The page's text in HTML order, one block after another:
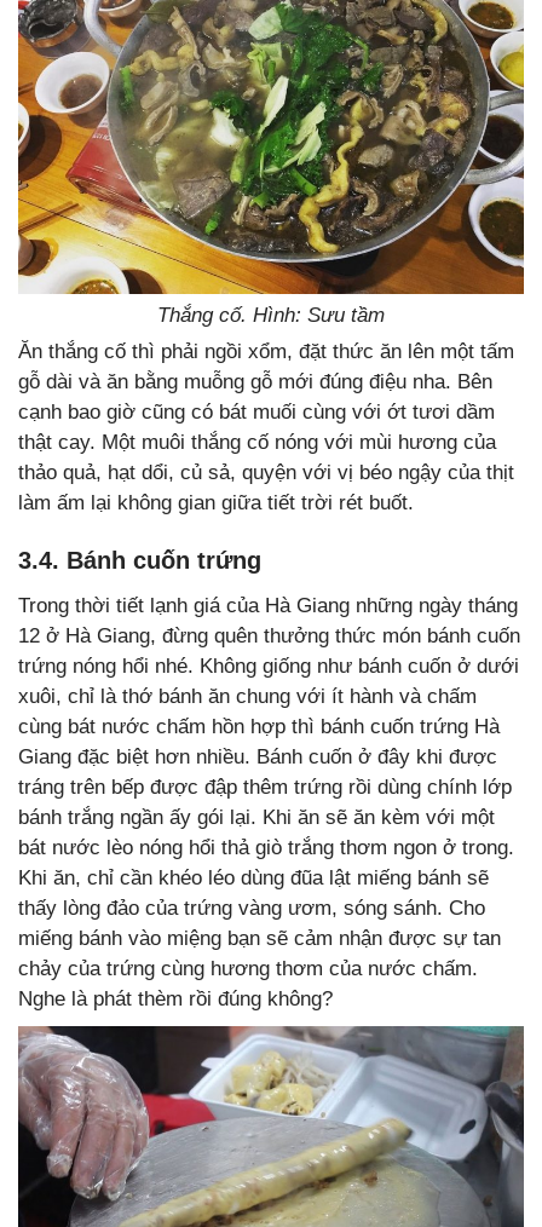
Thắng cố. Hình: Sưu tầm
Ăn thắng cố thì phải ngồi xổm, đặt thức ăn lên một tấm
gỗ dài và ăn bằng muỗng gỗ mới đúng điệu nha. Bên
cạnh bao giờ cũng có bát muối cùng với ớt tươi dầm
thật cay. Một muôi thắng cố nóng với mùi hương của
thảo quả, hạt dổi, củ sả, quyện với vị béo ngậy của thịt
làm ấm lại không gian giữa tiết trời rét buốt.
3.4. Bánh cuốn trứng
Trong thời tiết lạnh giá của Hà Giang những ngày tháng
12 ở Hà Giang, đừng quên thưởng thức món bánh cuốn
trứng nóng hổi nhé. Không giống như bánh cuốn ở dưới
xuôi, chỉ là thớ bánh ăn chung với ít hành và chấm
cùng bát nước chấm hồn hợp thì bánh cuốn trứng Hà
Giang đặc biệt hơn nhiều. Bánh cuốn ở đây khi được
tráng trên bếp được đập thêm trứng rồi dùng chính lớp
bánh trắng ngần ấy gói lại. Khi ăn sẽ ăn kèm với một
bát nước lèo nóng hổi thả giò trắng thơm ngon ở trong.
Khi ăn, chỉ cần khéo léo dùng đũa lật miếng bánh sẽ
thấy lòng đảo của trứng vàng ươm, sóng sánh. Cho
miếng bánh vào miệng bạn sẽ cảm nhận được sự tan
chảy của trứng cùng hương thơm của nước chấm.
Nghe là phát thèm rồi đúng không?